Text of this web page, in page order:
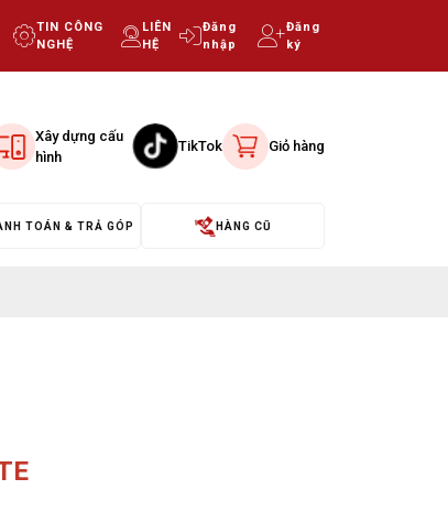
TIN CÔNG
NGHỆ
LIÊN
HỆ
Đăng
nhập
Đăng
ký
Xây dựng cấu
hình
TikTok Giỏ hàng
TOÁN & TRẢ GÓP HÀNG CŨ